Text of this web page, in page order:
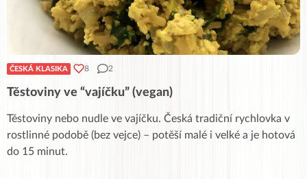
ČESKÁ KLASIKA 8 2
Těstoviny ve “vajíčku” (vegan)
Těstoviny nebo nudle ve vajíčku. Česká tradiční rychlovka v
rostlinné podobě (bez vejce) – potěší malé i velké a je hotová
do 15 minut.